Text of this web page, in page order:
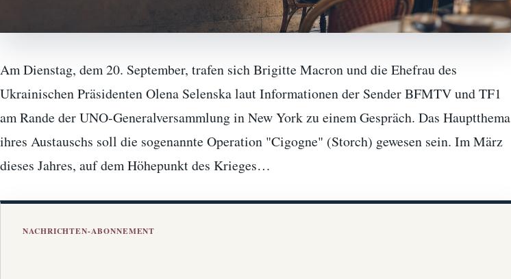
Am Dienstag, dem 20. September, trafen sich Brigitte Macron und die Ehefrau des
Ukrainischen Präsidenten Olena Selenska laut Informationen der Sender BFMTV und TF1
am Rande der UNO-Generalversammlung in New York zu einem Gespräch. Das Hauptthema
ihres Austauschs soll die sogenannte Operation "Cigogne" (Storch) gewesen sein. Im März
dieses Jahres, auf dem Höhepunkt des Krieges…
NACHRICHTEN-ABONNEMENT